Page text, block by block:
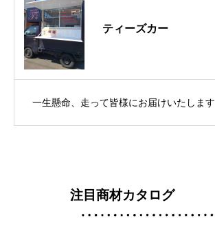
ティーズカー
一生懸命、走って皆様にお届けいたします
注目商材カタログ